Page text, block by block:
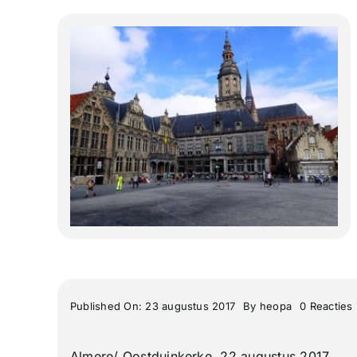
Published On: 23 augustus 2017 By heopa 0 Reacties